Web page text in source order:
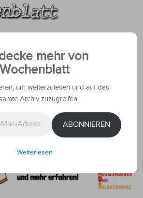
mehr von
Wochenblatt
um weiterzulesen und auf das
Archiv zuzugreifen.
ABONNIEREN
Weiterlesen